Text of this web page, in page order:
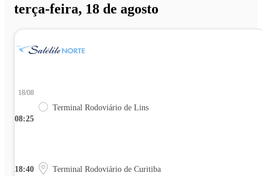
terça-feira, 18 de agosto
08:25
18/08
Terminal Rodoviário de Lins
18:40 Terminal Rodoviário de Curitiba